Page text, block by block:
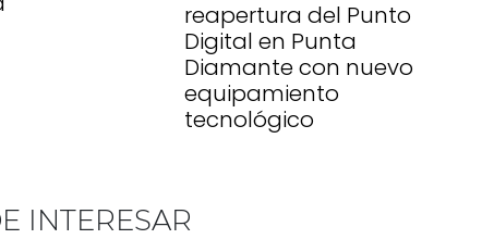
reapertura del Punto
Digital en Punta
Diamante con nuevo
equipamiento
tecnológico
INTERESAR